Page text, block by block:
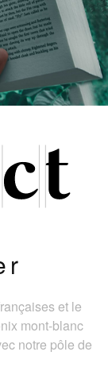
et le
mont-blanc
notre pôle de